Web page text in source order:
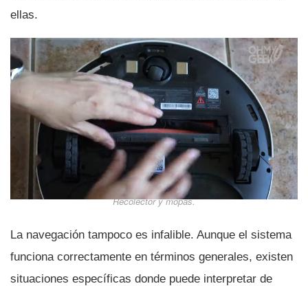
ellas.
Recolector y mopas.
La navegación tampoco es infalible. Aunque el sistema
funciona correctamente en términos generales, existen
situaciones específicas donde puede interpretar de